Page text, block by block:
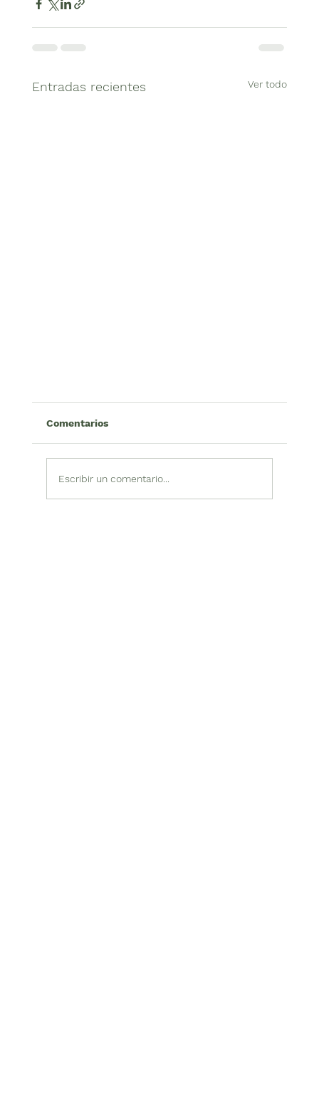
Entradas recientes Ver todo
Bioprecoodes
mejor lugar a través de Soluciones medio
ambientales y forestales.
Comentarios
Escribir un comentario...